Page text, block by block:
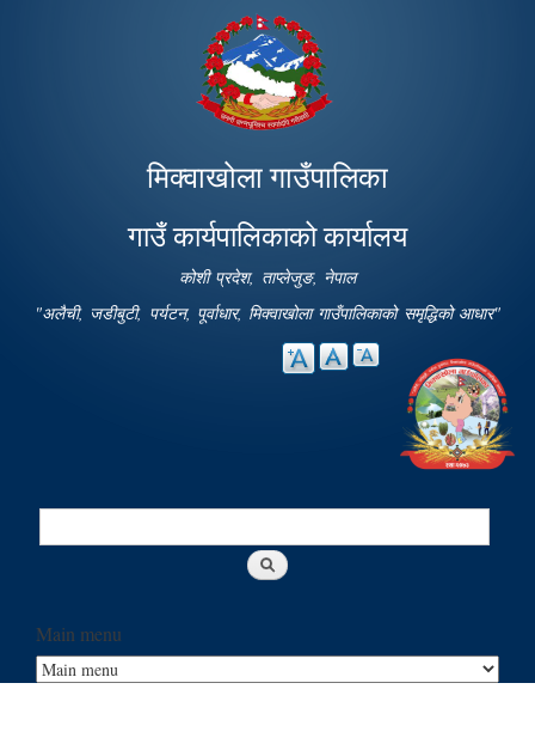
main
content
मिक्वाखोला गाउँपालिका
गाउँ कार्यपालिकाको कार्यालय
कोशी प्रदेश, ताप्लेजुङ, नेपाल
"अलैची, जडीबुटी, पर्यटन, पूर्वाधार, मिक्वाखोला गाउँपालिकाको समृद्धिको आधार"
Search
Main menu